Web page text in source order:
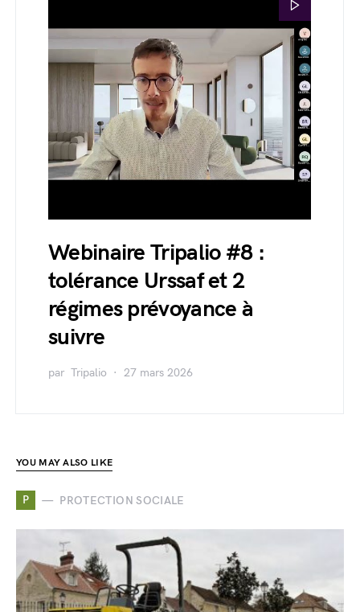
Webinaire Tripalio #8 :
tolérance Urssaf et 2
régimes prévoyance à
suivre
par Tripalio 27 mars 2026
YOU MAY ALSO LIKE
P PROTECTION SOCIALE